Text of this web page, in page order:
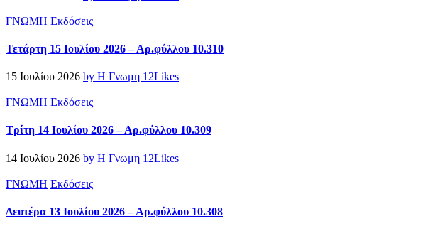
ΓΝΩΜΗ Εκδόσεις
Τετάρτη 15 Ιουλίου 2026 – Αρ.φύλλου 10.310
15 Ιουλίου 2026 by Η Γνωμη 12Likes
ΓΝΩΜΗ Εκδόσεις
Τρίτη 14 Ιουλίου 2026 – Αρ.φύλλου 10.309
14 Ιουλίου 2026 by Η Γνωμη 12Likes
ΓΝΩΜΗ Εκδόσεις
Δευτέρα 13 Ιουλίου 2026 – Αρ.φύλλου 10.308